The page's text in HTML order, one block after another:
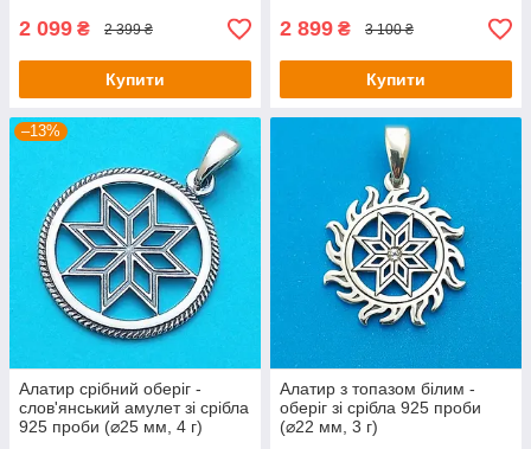
2 099 ₴ 2 399 ₴
Купити
2 899 ₴ 3 100 ₴
Купити
–13%
Алатир срібний оберіг -
слов'янський амулет зі срібла
925 проби (⌀25 мм, 4 г)
Алатир з топазом білим -
оберіг зі срібла 925 проби
(⌀22 мм, 3 г)